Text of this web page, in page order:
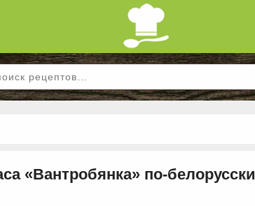
«Вантробянка» по-белорусски